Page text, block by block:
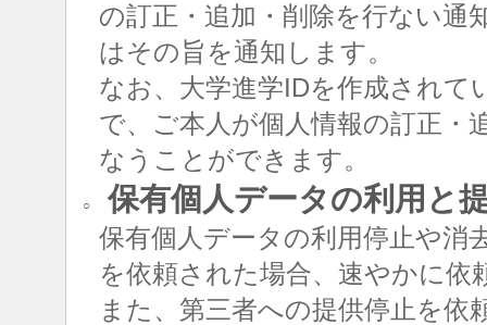
の訂正・追加・削除を行ない通
はその旨を通知します。
なお、大学進学IDを作成されて
で、ご本人が個人情報の訂正・
なうことができます。
○ 保有個人データの利用と
保有個人データの利用停止や消
を依頼された場合、速やかに
また、第三者への提供停止を